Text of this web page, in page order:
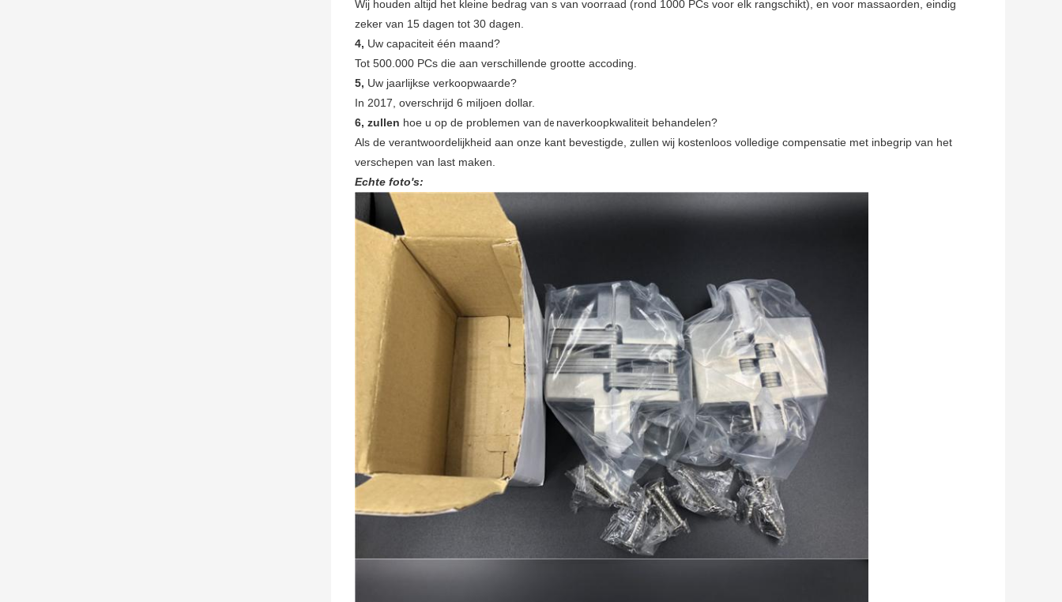
Wij houden altijd het kleine bedrag van s van voorraad (rond 1000 PCs voor elk rangschikt), en voor massaorden, eindig
zeker van 15 dagen tot 30 dagen.
4, Uw capaciteit één maand?
Tot 500.000 PCs die aan verschillende grootte accoding.
5, Uw jaarlijkse verkoopwaarde?
In 2017, overschrijd 6 miljoen dollar.
6, zullen hoe u op de problemen van de naverkoopkwaliteit behandelen?
Als de verantwoordelijkheid aan onze kant bevestigde, zullen wij kostenloos volledige compensatie met inbegrip van het
verschepen van last maken.
Echte foto's: